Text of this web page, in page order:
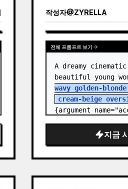
작성자@ZYRELLA
전체 프롬프트 보기
A dreamy
beautiful young
wavy golden-
cream-beige
{argument
지금